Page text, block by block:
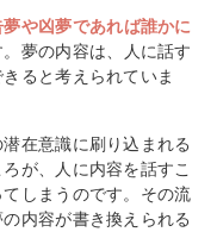
や凶夢であれば誰かに
夢の内容は、人に話す
ると考えられていま
在意識に刷り込まれる
が、人に内容を話すこ
しまうのです。その流
内容が書き換えられる